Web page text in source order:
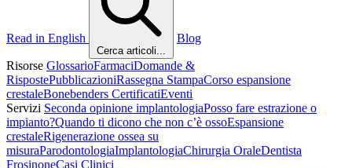
Read in English
Cerca articoli...
Blog
Risorse GlossarioFarmaciDomande &
RispostePubblicazioniRassegna StampaCorso espansione
crestaleBonebenders CertificatiEventi
Servizi Seconda opinione implantologiaPosso fare estrazione o
impianto?Quando ti dicono che non c’è ossoEspansione
crestaleRigenerazione ossea su
misuraParodontologiaImplantologiaChirurgia OraleDentista
FrosinoneCasi Clinici